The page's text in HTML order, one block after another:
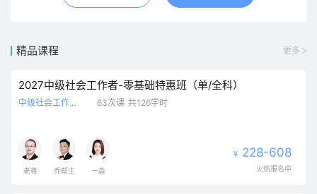
精品课程 更多
2027中级社会工作者-零基础特惠班（单/全科）
中级社会工作... 63次课 共126学时
老蒋 乔帮主 一淼
¥ 228-608
火热报名中